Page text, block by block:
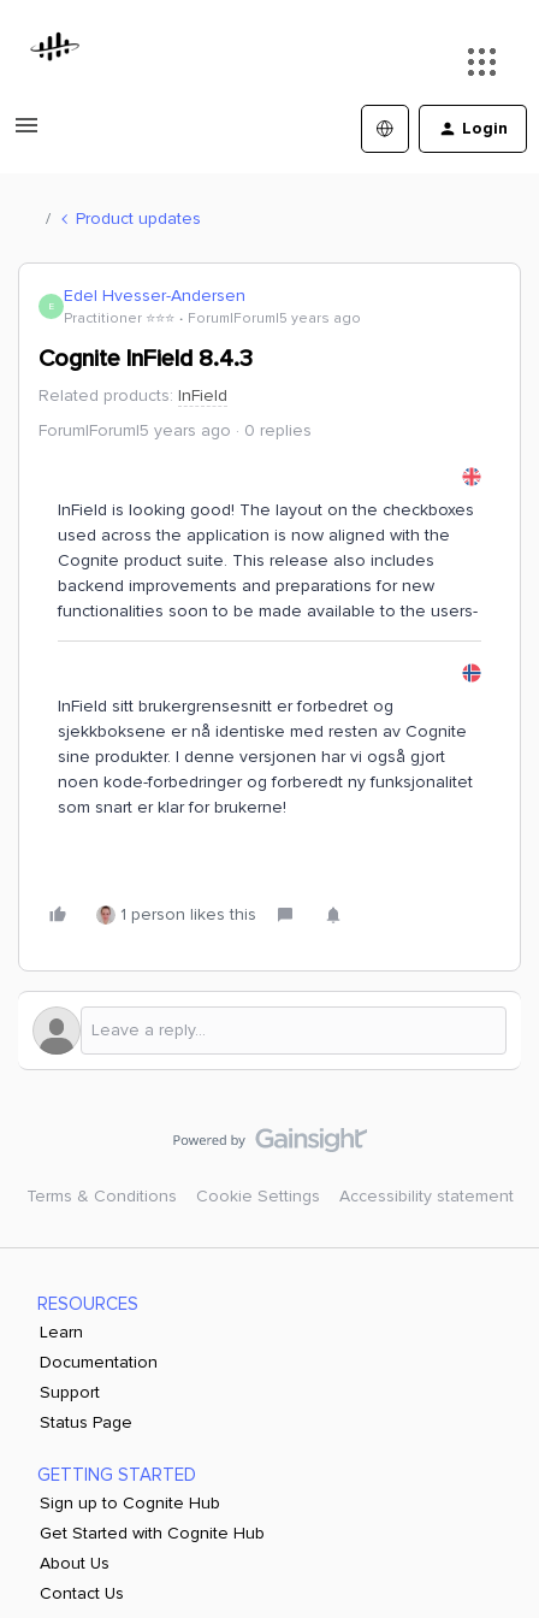
Login
Product updates
E Edel Hvesser-Andersen
Practitioner ⭐️⭐️⭐️ Forum|Forum|5 years ago
Cognite InField 8.4.3
Related products: InField
Forum|Forum|5 years ago
0 replies
InField is looking good! The layout on the checkboxes
used across the application is now aligned with the
Cognite product suite. This release also includes
backend improvements and preparations for new
functionalities soon to be made available to the users-
InField sitt brukergrensesnitt er forbedret og
sjekkboksene er nå identiske med resten av Cognite
sine produkter. I denne versjonen har vi også gjort
noen kode-forbedringer og forberedt ny funksjonalitet
som snart er klar for brukerne!
1 person likes this
Terms & Conditions Cookie Settings Accessibility statement
RESOURCES
Learn
Documentation
Support
Status Page
GETTING STARTED
Sign up to Cognite Hub
Get Started with Cognite Hub
About Us
Contact Us